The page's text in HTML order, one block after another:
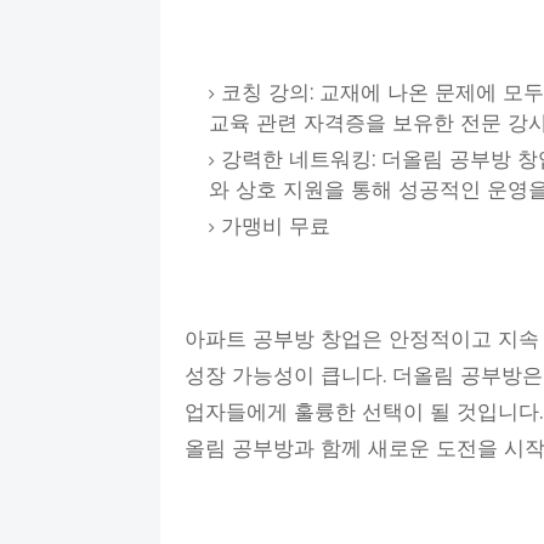
코칭 강의: 교재에 나온 문제에 모
교육 관련 자격증을 보유한 전문 강
강력한 네트워킹: 더올림 공부방
와 상호 지원을 통해 성공적인 운영
가맹비 무료
아파트 공부방 창업은 안정적이고 지
성장 가능성이 큽니다. 더올림 공부방
업자들에게 훌륭한 선택이 될 것입니
올림 공부방과 함께 새로운 도전을 시